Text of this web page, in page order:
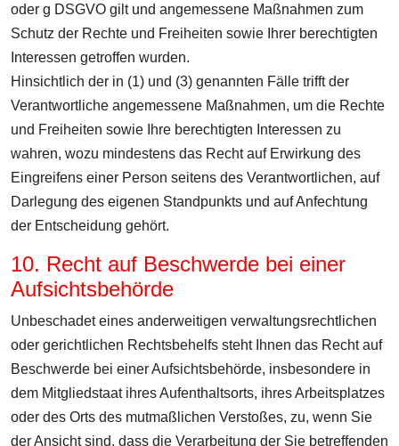
oder g DSGVO gilt und angemessene Maßnahmen zum
Schutz der Rechte und Freiheiten sowie Ihrer berechtigten
Interessen getroffen wurden.
Hinsichtlich der in (1) und (3) genannten Fälle trifft der
Verantwortliche angemessene Maßnahmen, um die Rechte
und Freiheiten sowie Ihre berechtigten Interessen zu
wahren, wozu mindestens das Recht auf Erwirkung des
Eingreifens einer Person seitens des Verantwortlichen, auf
Darlegung des eigenen Standpunkts und auf Anfechtung
der Entscheidung gehört.
10. Recht auf Beschwerde bei einer
Aufsichtsbehörde
Unbeschadet eines anderweitigen verwaltungsrechtlichen
oder gerichtlichen Rechtsbehelfs steht Ihnen das Recht auf
Beschwerde bei einer Aufsichtsbehörde, insbesondere in
dem Mitgliedstaat ihres Aufenthaltsorts, ihres Arbeitsplatzes
oder des Orts des mutmaßlichen Verstoßes, zu, wenn Sie
der Ansicht sind, dass die Verarbeitung der Sie betreffenden